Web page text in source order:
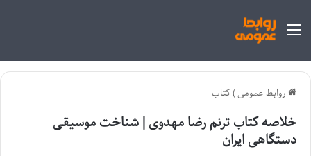
منو
روابط عمومی)کتاب
خلاصه کتاب ترنم رضا مهدوی | شناخت موسیقی
دستگاهی ایران